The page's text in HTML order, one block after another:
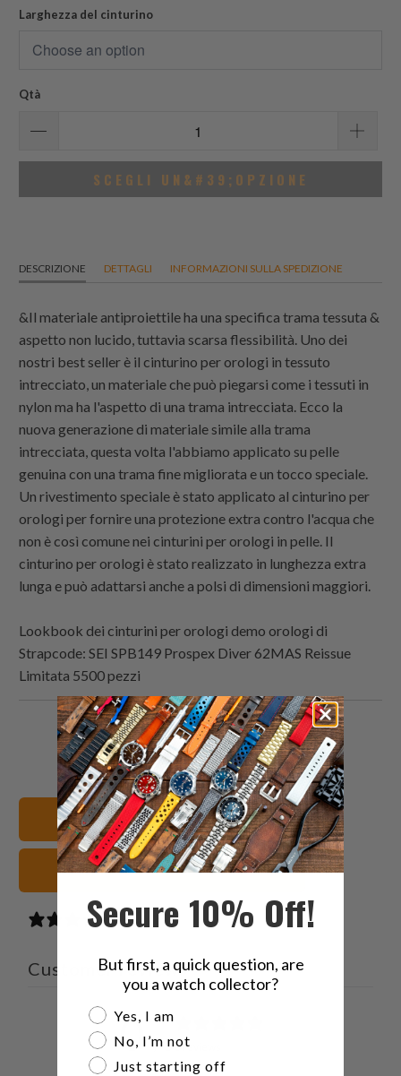
Larghezza del cinturino
Qtà
SCEGLI UN&#39;OPZIONE
DESCRIZIONE DETTAGLI INFORMAZIONI SULLA SPEDIZIONE
&Il materiale antiproiettile ha una specifica trama tessuta &
aspetto non lucido, tuttavia scarsa flessibilità. Uno dei
nostri best seller è il cinturino per orologi in tessuto
intrecciato, un materiale che può piegarsi come i tessuti in
nylon ma ha l'aspetto di una trama intrecciata. Ecco la
nuova generazione di materiale simile alla trama
intrecciata, questa volta l'abbiamo applicato su pelle
genuina con una trama fine migliorata e un tocco speciale.
Un rivestimento speciale è stato applicato al cinturino per
orologi per fornire una protezione extra contro l'acqua che
non è così comune nei cinturini per orologi in pelle. Il
cinturino per orologi è stato realizzato in lunghezza extra
lunga e può adattarsi anche a polsi di dimensioni maggiori.
Lookbook dei cinturini per orologi demo orologi di
Strapcode: SEI SPB149 Prospex Diver 62MAS Reissue
Limitata 5500 pezzi
Condividi
questo
su
Twitter
Share
this
on
Facebook
Condividi
questo
su
Pinterest
Email
this
to
a
friend
Vedi tutti i cinturini
neri Cinturini orologio
0 reviews
Customer reviews
0 / 50 reviews
Secure 10% Off!
But first, a quick question, are
you a watch collector?
Are you a watch collector?
Yes, I am
No, I’m not
Just starting off